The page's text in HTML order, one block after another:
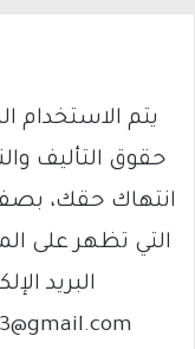
انتهاك حقك،
التي تظهر على
البريد